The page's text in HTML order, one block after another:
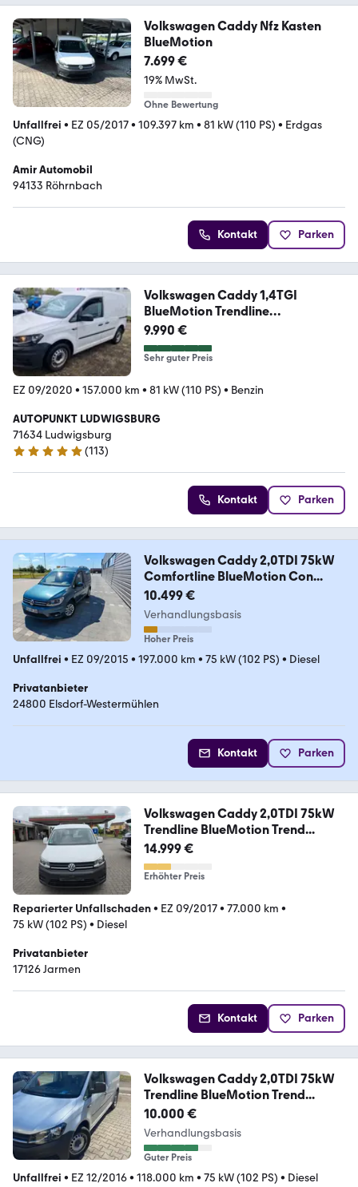
Volkswagen Caddy Nfz Kasten
BlueMotion
7.699 €
19% MwSt.
Ohne Bewertung
Unfallfrei • EZ 05/2017• 109.397 km • 81 kW (110 PS) • Erdgas
(CNG)
Amir Automobil
94133 Röhrnbach
Kontakt Parken
Volkswagen Caddy 1,4TGI
BlueMotion Trendline
*KaWa*Klima
9.990 €
Sehr guter Preis
EZ 09/2020 • 157.000 km • 81 kW (110 PS) • Benzin
AUTOPUNKT LUDWIGSBURG
71634 Ludwigsburg
5 Sterne
(113)
Kontakt Parken
Volkswagen Caddy 2,0TDI 75kW
Comfortline BlueMotion Con...
10.499 €
Verhandlungsbasis
Hoher Preis
Unfallfrei • EZ 09/2015 • 197.000 km • 75 kW (102 PS) • Diesel
Privatanbieter
24800 Elsdorf-Westermühlen
Kontakt Parken
Volkswagen Caddy 2,0TDI 75kW
Trendline BlueMotion Trend...
14.999 €
Erhöhter Preis
Reparierter Unfallschaden• EZ 09/2017• 77.000 km •
75 kW (102 PS) • Diesel
Privatanbieter
17126 Jarmen
Kontakt Parken
Volkswagen Caddy 2,0TDI 75kW
Trendline BlueMotion Trend...
10.000 €
Verhandlungsbasis
Guter Preis
Unfallfrei • EZ 12/2016• 118.000 km • 75 kW (102 PS) • Diesel